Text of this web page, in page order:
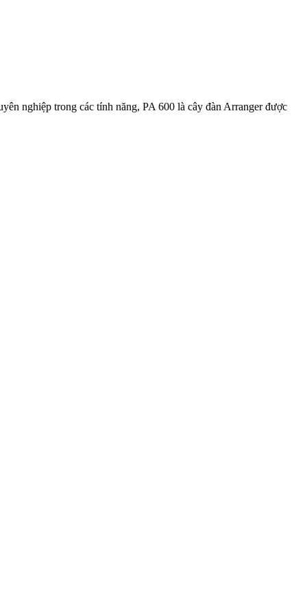
nghiệp trong các tính năng, PA 600 là cây đàn Arranger được